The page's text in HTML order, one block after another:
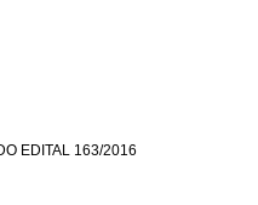
EDITAL 163/2016